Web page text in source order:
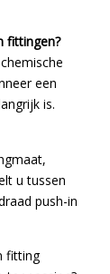
fittingen?
een
is.
u tussen
push-in
fitting